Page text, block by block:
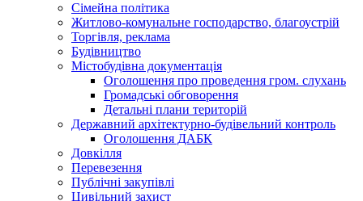
Сімейна політика
Житлово-комунальне господарство, благоустрій
Торгівля, реклама
Будівництво
Містобудівна документація
Оголошення про проведення гром. слухань
Громадські обговорення
Детальні плани територій
Державний архітектурно-будівельний контроль
Оголошення ДАБК
Довкілля
Перевезення
Публічні закупівлі
Цивільний захист